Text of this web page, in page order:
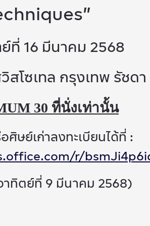
ที่ 16 มีนาคม 2568
สโซเทล กรุงเทพ รัชดา
30 ที่นั่งเท่านั้น
ษย์เก่าลงทะเบียนได้ที่ :
r/
าทิตย์ที่ 9 มีนาคม 2568)